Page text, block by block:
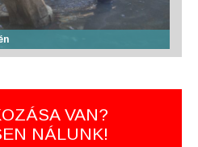
VAN?
NÁLUNK!